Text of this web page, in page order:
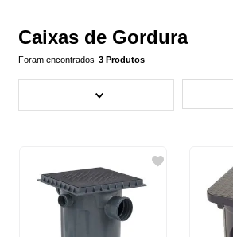
Caixas de Gordura
3 Produtos
9º chuveiro
10º 18l